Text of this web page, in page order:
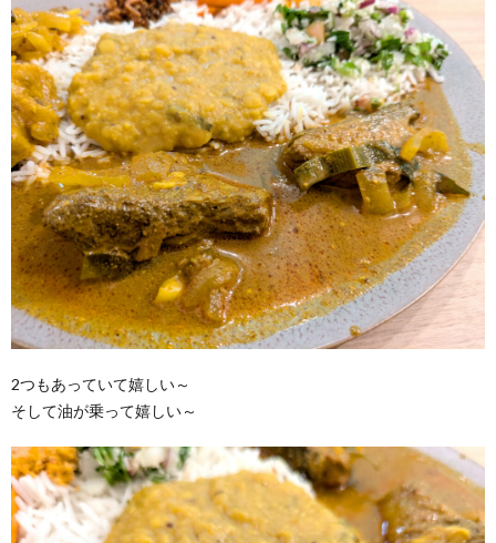
2つもあっていて嬉しい～
そして油が乗って嬉しい～